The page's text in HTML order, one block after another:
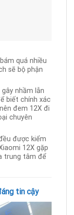
quá nhiều
sẽ bộ phận
nhầm lẫn
biết chính xác
đem 12X đi
chuyên
được kiểm
12X gặp
trung tâm để
tin cậy